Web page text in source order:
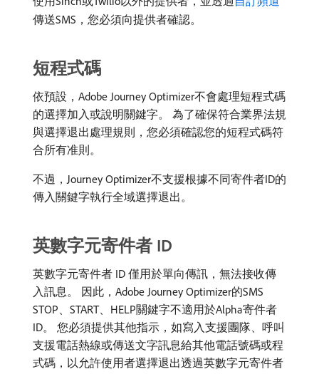
傳送SMS，您必須向提供者確認。
短程式碼
依預設，Adobe Journey Optimizer不會處理短程式碼
的選擇加入或說明關鍵字。 為了確保符合業界法規
與選擇退出處理規則，您必須確認您的短程式碼符
合所有准則。
不過，Journey Optimizer不支援根據不同寄件者ID的
傳入關鍵字執行全域選擇退出。
英數字元寄件者 ID
英數字元寄件者 ID 僅用於單向傳訊，無法接收傳
入訊息。 因此，Adobe Journey Optimizer的SMS
STOP、START、HELP關鍵字不適用於Alpha寄件者
ID。 您必須提供其他指示，如寫入支援團隊、呼叫
支援電話熱線或傳送文字訊息給其他電話號碼或程
式碼，以允許使用者選擇退出透過英數字元寄件者